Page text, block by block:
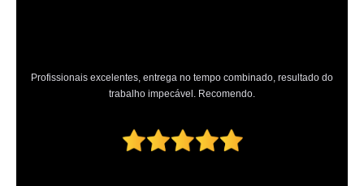
Profissionais excelentes, entrega no tempo combinado, resultado do
trabalho impecável. Recomendo.